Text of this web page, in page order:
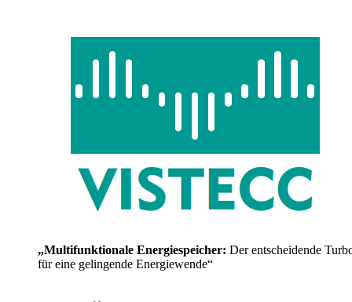
„Multifunktionale Energiespeicher: Der entscheidende
für eine gelingende Energiewende“